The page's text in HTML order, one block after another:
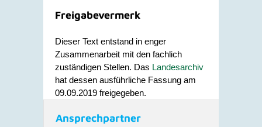
Freigabevermerk
Dieser Text entstand in enger
Zusammenarbeit mit den fachlich
zuständigen Stellen. Das Landesarchiv
hat dessen ausführliche Fassung am
09.09.2019 freigegeben.
Ansprechpartner